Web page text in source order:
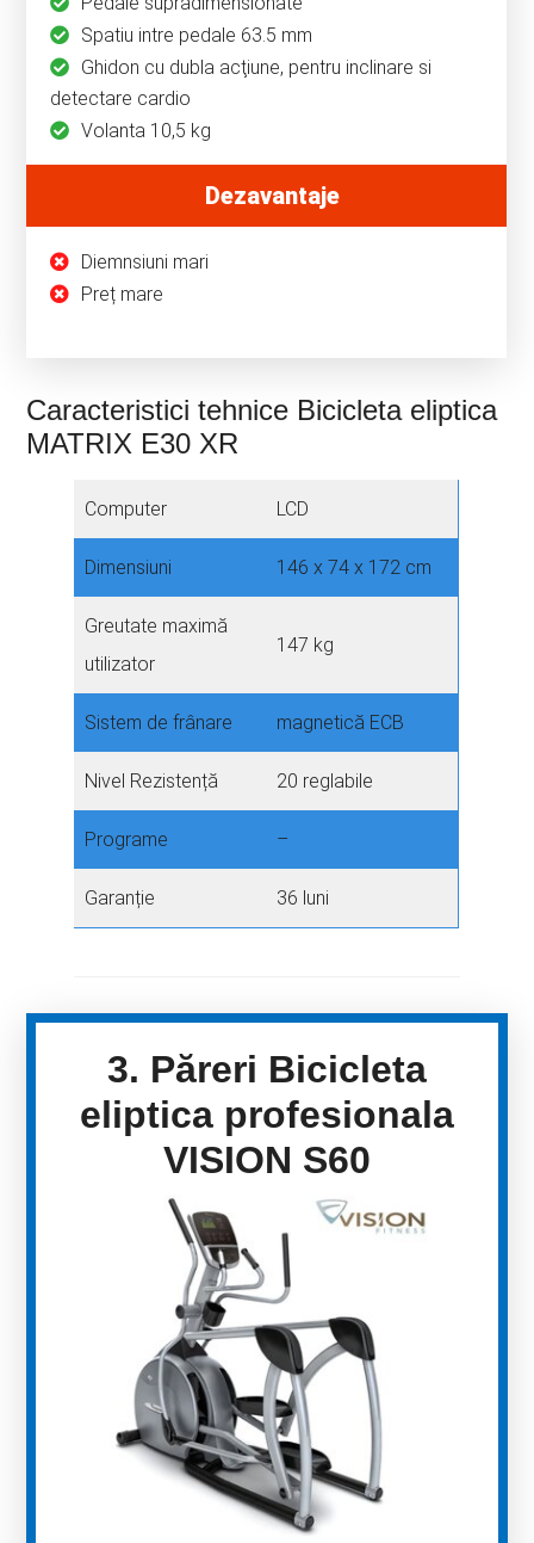
Spatiu intre pedale 63.5 mm
Ghidon cu dubla acţiune, pentru inclinare si
detectare cardio
Volanta 10,5 kg
Dezavantaje
Diemnsiuni mari
Preț mare
Caracteristici tehnice Bicicleta eliptica
MATRIX E30 XR
Computer LCD
Dimensiuni 146 x 74 x 172 cm
Greutate maximă
utilizator
147 kg
Sistem de frânare magnetică ECB
Nivel Rezistență 20 reglabile
Programe –
Garanție 36 luni
3. Păreri Bicicleta
eliptica profesionala
VISION S60